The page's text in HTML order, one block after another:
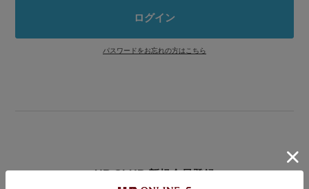
パスワードをお忘れの方はこちら
UR CLUB 新規会員登録